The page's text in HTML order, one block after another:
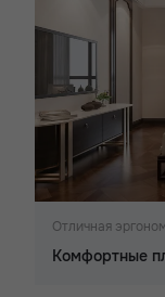
Отличная
Комфортные